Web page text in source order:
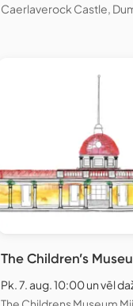
Caerlaverock Castle,
The Children’s
Pk. 7. aug. 10:00 un vēl